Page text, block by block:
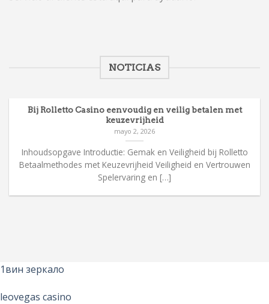
NOTICIAS
Bij Rolletto Casino eenvoudig en veilig betalen met
keuzevrijheid
mayo 2, 2026
Inhoudsopgave Introductie: Gemak en Veiligheid bij Rolletto
Betaalmethodes met Keuzevrijheid Veiligheid en Vertrouwen
Spelervaring en […]
1вин зеркало
leovegas casino